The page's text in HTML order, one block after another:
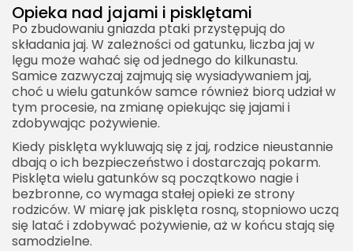
Opieka nad jajami i pisklętami
Po zbudowaniu gniazda ptaki przystępują do
składania jaj. W zależności od gatunku, liczba jaj w
lęgu może wahać się od jednego do kilkunastu.
Samice zazwyczaj zajmują się wysiadywaniem jaj,
choć u wielu gatunków samce również biorą udział w
tym procesie, na zmianę opiekując się jajami i
zdobywając pożywienie.
Kiedy pisklęta wykluwają się z jaj, rodzice nieustannie
dbają o ich bezpieczeństwo i dostarczają pokarm.
Pisklęta wielu gatunków są początkowo nagie i
bezbronne, co wymaga stałej opieki ze strony
rodziców. W miarę jak pisklęta rosną, stopniowo uczą
się latać i zdobywać pożywienie, aż w końcu stają się
samodzielne.